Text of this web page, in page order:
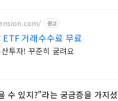
광고
거래수수료 무료
투자! 꾸준히 굴려요
수 있지?"라는 궁금증을 가지